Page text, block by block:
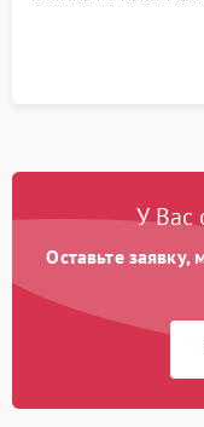
корректности
посторонних
У Вас
Оставьте